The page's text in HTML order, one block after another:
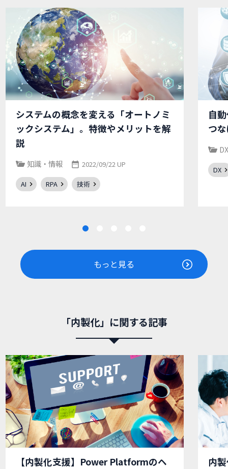
システムの概念を変える「オートノミ
ックシステム」。特徴やメリットを解
説
知識・情報 2022/09/22 UP
AI RPA 技術
自
つ
DX
もっと見る
「内製化」に関する記事
【内製化支援】Power Platformのヘ
内